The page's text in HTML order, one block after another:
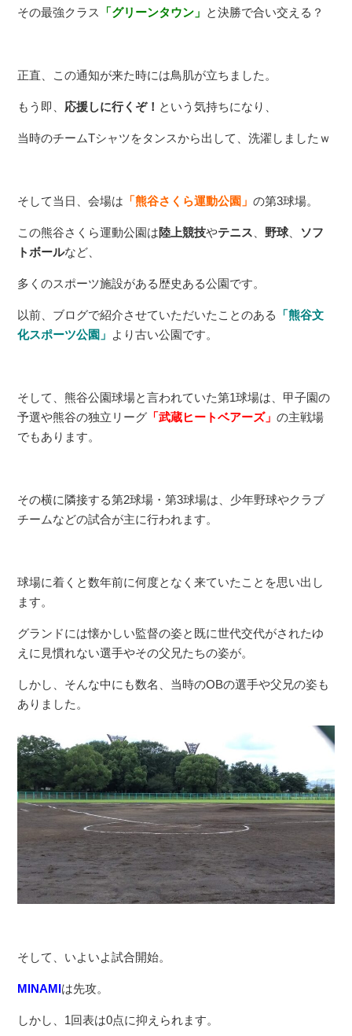
その最強クラス 「グリーンタウン」 と決勝で合い交える？
正直、この通知が来た時には鳥肌が立ちました。
もう即、 応援しに行くぞ！ という気持ちになり、
当時のチームTシャツをタンスから出して、洗濯しましたｗ
そして当日、会場は 「熊谷さくら運動公園」の第3球場。
この熊谷さくら運動公園は陸上競技やテニス 野球
ソフ
トボールなど、
多くのスポーツ施設がある歴史ある公園です。
以前、ブログで紹介させていただいたことのある
「熊谷文
化スポーツ公園」 より古い公園です。
そして、熊谷公園球場と言われていた第1球場は、甲子園の
予選や熊谷の独立リーグ 「武蔵ヒートベアーズ」の主戦場
でもあります。
その横に隣接する第2球場・第3球場は、少年野球やクラブ
チームなどの試合が主に行われます。
球場に着くと数年前に何度となく来ていたことを思い出し
ます。
グランドには懐かしい監督の姿と既に世代交代がされたゆ
えに見慣れない選手やその父兄たちの姿が。
しかし、そんな中にも数名、当時のOBの選手や父兄の姿も
ありました。
そして、いよいよ試合開始。
MINAMIは先攻。
しかし、1回表は0点に抑えられます。